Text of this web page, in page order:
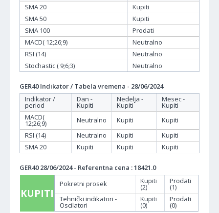
SMA 20
Kupiti
SMA 50
Kupiti
SMA 100
Prodati
MACD( 12;26;9)
Neutralno
RSI (14)
Neutralno
Stochastic ( 9;6;3)
Neutralno
GER40 Indikator / Tabela vremena - 28/06/2024
Indikator /
period
Dan -
Kupiti
Nedelja -
Kupiti
Mesec -
Kupiti
MACD(
12;26;9) Neutralno Kupiti
Kupiti
RSI (14)
Neutralno Kupiti
Kupiti
SMA 20
Kupiti Kupiti Kupiti
GER40 28/06/2024 - Referentna cena : 18421.0
KUPITI
Pokretni prosek Kupiti
(2)
Prodati
(1)
Tehnički indikatori -
Oscilatori
Kupiti
(0)
Prodati
(0)